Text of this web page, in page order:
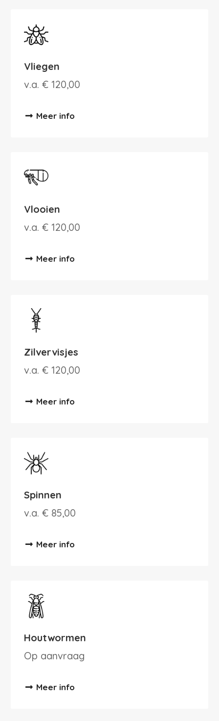
Vliegen
v.a. € 120,00
Meer info
Vlooien
v.a. € 120,00
Meer info
Zilvervisjes
v.a. € 120,00
Meer info
Spinnen
v.a. € 85,00
Meer info
Houtwormen
Op aanvraag
Meer info